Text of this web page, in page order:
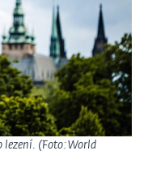
(Foto: World